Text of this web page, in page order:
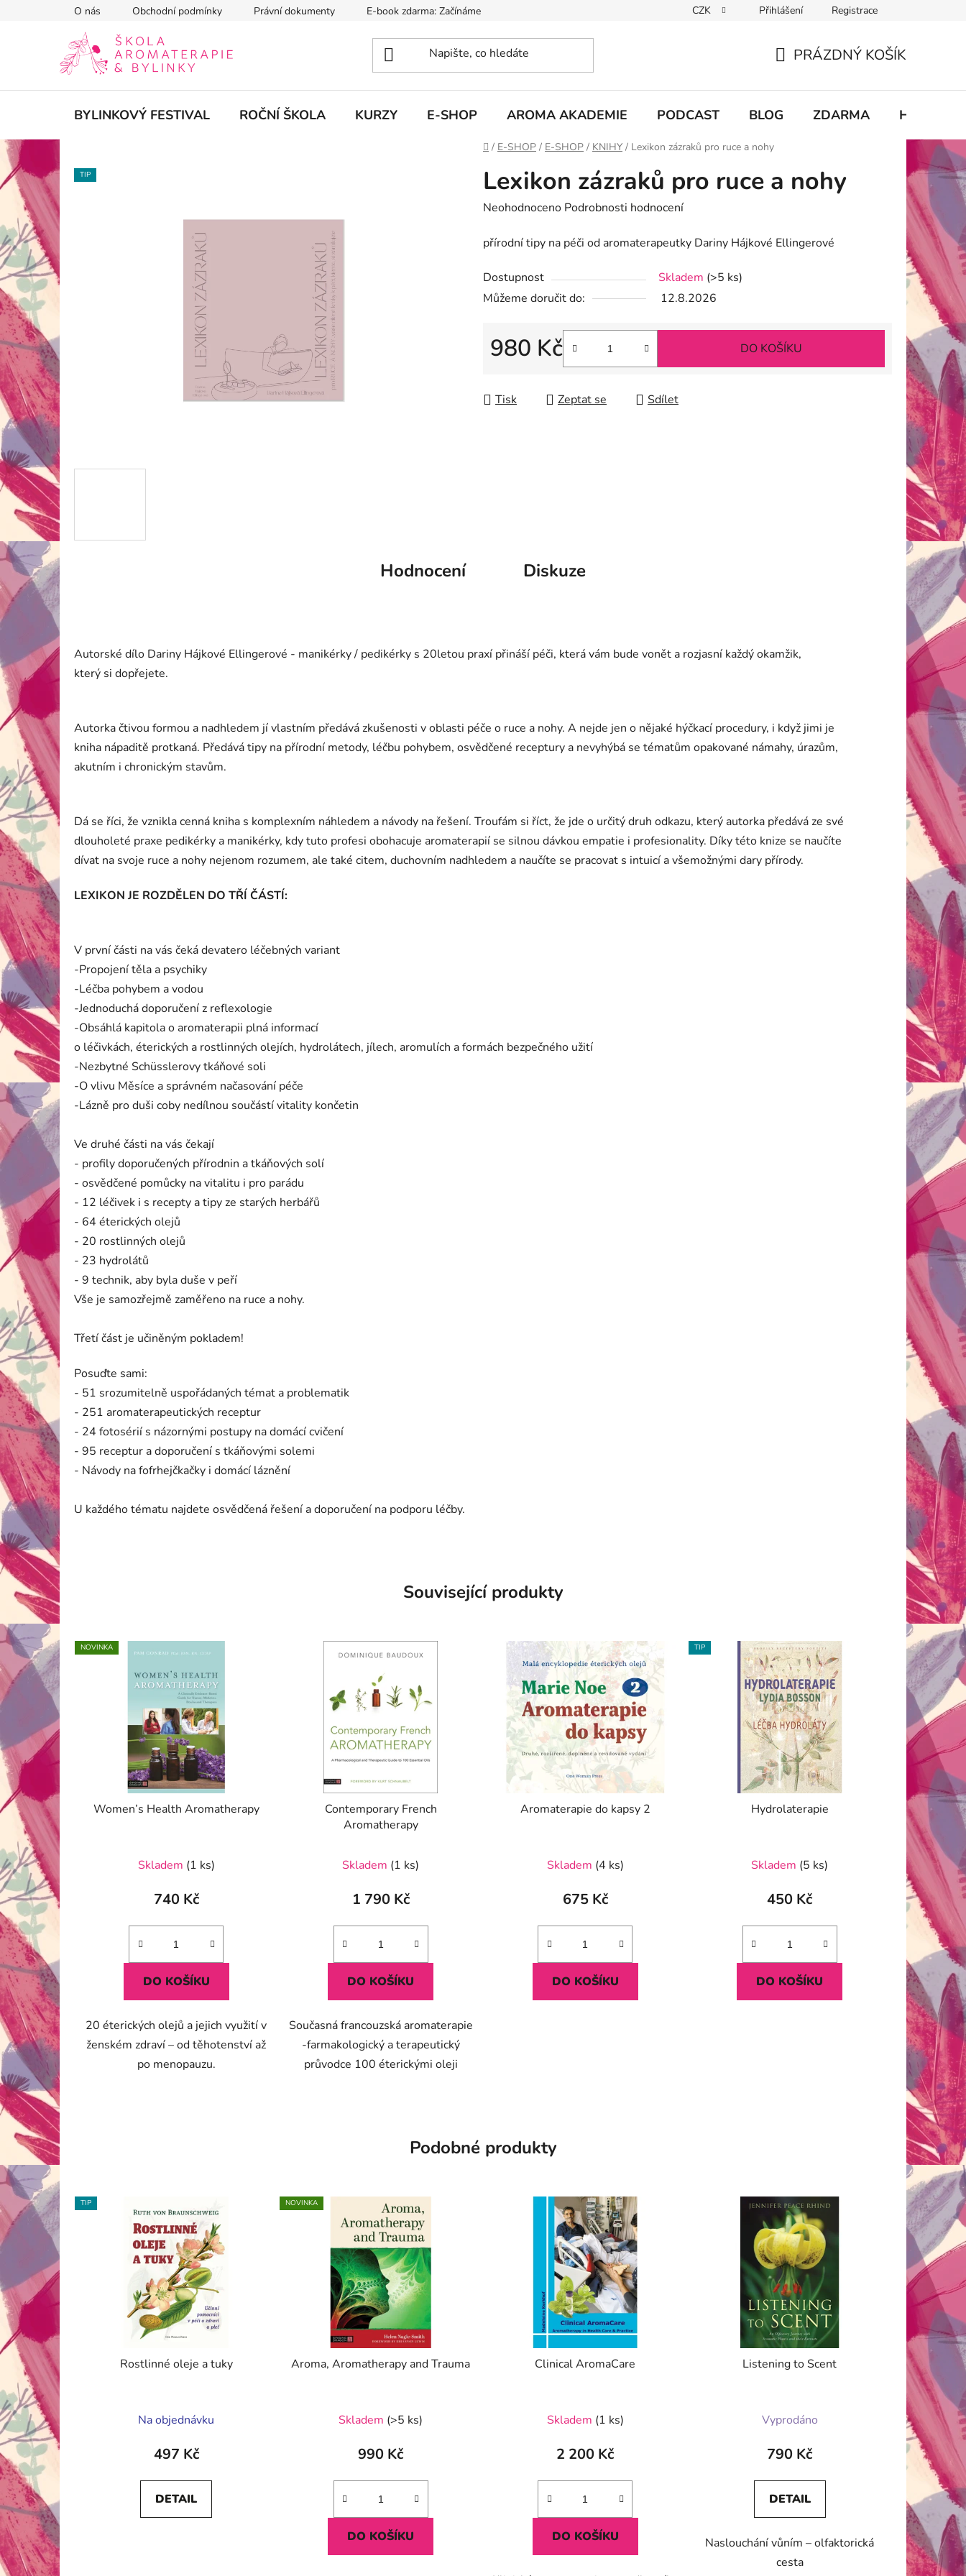
O nás Obchodní podmínky Právní dokumenty E-book zdarma: Začínáme s aromaterapií CZK Přihlášení Registrace
KOŠÍK
PRÁZDNÝ KOŠÍK
BYLINKOVÝ FESTIVAL ROČNÍ ŠKOLA KURZY E-SHOP AROMA AKADEMIE PODCAST BLOG ZDARMA
Domů
/ E-SHOP / E-SHOP / KNIHY / Lexikon zázraků pro ruce a nohy
Lexikon zázraků pro ruce a nohy
Průměrné
produktu
0,0
z
hvězdiček.
Neohodnoceno Podrobnosti hodnocení
přírodní tipy na péči od aromaterapeutky Dariny Hájkové Ellingerové
Dostupnost Skladem (>5 ks)
Můžeme doručit do:
12.8.2026
980 Kč DO KOŠÍKU
Tisk Zeptat se Sdílet
TIP
Hodnocení Diskuze
Autorské dílo Dariny Hájkové Ellingerové - manikérky / pedikérky s 20letou praxí přináší péči, která vám bude vonět a rozjasní každý okamžik,
který si dopřejete.
Autorka čtivou formou a nadhledem jí vlastním předává zkušenosti v oblasti péče o ruce a nohy. A nejde jen o nějaké hýčkací procedury, i když jimi je
kniha nápaditě protkaná. Předává tipy na přírodní metody, léčbu pohybem, osvědčené receptury a nevyhýbá se tématům opakované námahy, úrazům,
akutním i chronickým stavům.
Dá se říci, že vznikla cenná kniha s komplexním náhledem a návody na řešení. Troufám si říct, že jde o určitý druh odkazu, který autorka předává ze své
dlouholeté praxe pedikérky a manikérky, kdy tuto profesi obohacuje aromaterapií se silnou dávkou empatie i profesionality. Díky této knize se naučíte
dívat na svoje ruce a nohy nejenom rozumem, ale také citem, duchovním nadhledem a naučíte se pracovat s intuicí a všemožnými dary přírody.
LEXIKON JE ROZDĚLEN DO TŘÍ ČÁSTÍ:
V první části na vás čeká devatero léčebných variant
-Propojení těla a psychiky
-Léčba pohybem a vodou
-Jednoduchá doporučení z reflexologie
-Obsáhlá kapitola o aromaterapii plná informací
o léčivkách, éterických a rostlinných olejích, hydrolátech, jílech, aromulích a formách bezpečného užití
-Nezbytné Schüsslerovy tkáňové soli
-O vlivu Měsíce a správném načasování péče
-Lázně pro duši coby nedílnou součástí vitality končetin
Ve druhé části na vás čekají
- profily doporučených přírodnin a tkáňových solí
- osvědčené pomůcky na vitalitu i pro parádu
- 12 léčivek i s recepty a tipy ze starých herbářů
- 64 éterických olejů
- 20 rostlinných olejů
- 23 hydrolátů
- 9 technik, aby byla duše v peří
Vše je samozřejmě zaměřeno na ruce a nohy.
Třetí část je učiněným pokladem!
Posuďte sami:
- 51 srozumitelně uspořádaných témat a problematik
- 251 aromaterapeutických receptur
- 24 fotosérií s názornými postupy na domácí cvičení
- 95 receptur a doporučení s tkáňovými solemi
- Návody na fofrhejčkačky i domácí láznění
U každého tématu najdete osvědčená řešení a doporučení na podporu léčby.
Související produkty
NOVINKA
Women’s Health Aromatherapy
Skladem (1 ks)
740 Kč
DO KOŠÍKU
20 éterických olejů a jejich využití v
ženském zdraví – od těhotenství až
po menopauzu.
Contemporary French
Aromatherapy
Skladem (1 ks)
1 790 Kč
DO KOŠÍKU
Současná francouzská aromaterapie
-farmakologický a terapeutický
průvodce 100 éterickými oleji
Aromaterapie do kapsy 2
Skladem (4 ks)
675 Kč
DO KOŠÍKU
TIP
Hydrolaterapie
Skladem (5 ks)
450 Kč
DO KOŠÍKU
Podobné produkty
TIP
Rostlinné oleje a tuky
hodnocení
produktu
5,0
z
Na objednávku
497 Kč
DETAIL
NOVINKA
Aroma, Aromatherapy and Trauma
Skladem (>5 ks)
990 Kč
DO KOŠÍKU
Clinical AromaCare
Skladem (1 ks)
2 200 Kč
DO KOŠÍKU
Listening to Scent
Vyprodáno
790 Kč
DETAIL
Naslouchání vůním – olfaktorická
cesta